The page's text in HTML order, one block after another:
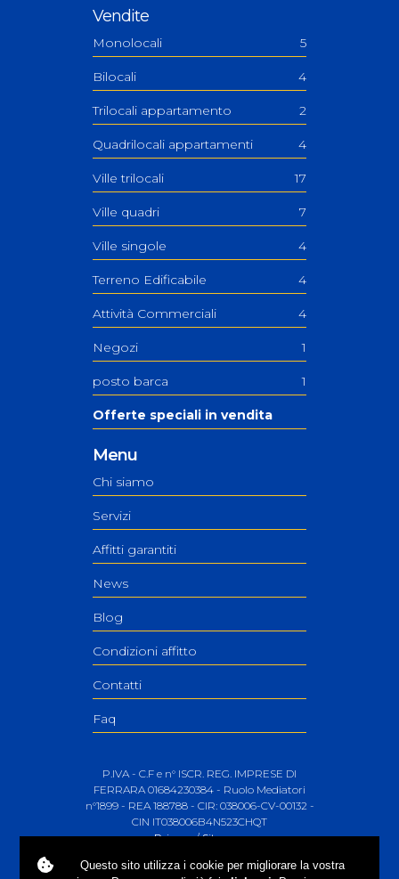
Vendite
Monolocali 5
Bilocali 4
Trilocali appartamento 2
Quadrilocali appartamenti 4
Ville trilocali 17
Ville quadri 7
Ville singole 4
Terreno Edificabile 4
Attività Commerciali 4
Negozi 1
posto barca 1
Offerte speciali in vendita
Menu
Chi siamo
Servizi
Affitti garantiti
News
Blog
Condizioni affitto
Contatti
Faq
P.IVA - C.F e n° ISCR. REG. IMPRESE DI
FERRARA 01684230384 - Ruolo Mediatori
n°1899 - REA 188788 - CIR: 038006-CV-00132 -
CIN IT038006B4N523CHQT
Privacy/Sitemap
Questo sito utilizza i cookieper migliorare la vostra